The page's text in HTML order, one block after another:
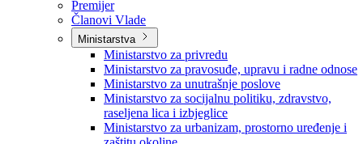
Vlada
Vlada BPK Goražde
Premijer
Članovi Vlade
Ministarstva
Ministarstvo za privredu
Ministarstvo za pravosuđe, upravu i radne odnose
Ministarstvo za unutrašnje poslove